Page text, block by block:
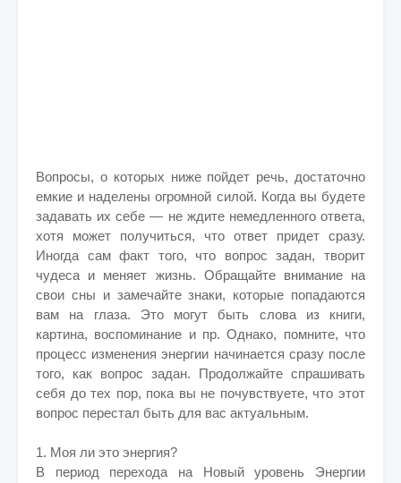
Вопросы, о которых ниже пойдет речь, достаточно
емкие и наделены огромной силой. Когда вы будете
задавать их себе — не ждите немедленного ответа,
хотя может получиться, что ответ придет сразу.
Иногда сам факт того, что вопрос задан, творит
чудеса и меняет жизнь. Обращайте внимание на
свои сны и замечайте знаки, которые попадаются
вам на глаза. Это могут быть слова из книги,
картина, воспоминание и пр. Однако, помните, что
процесс изменения энергии начинается сразу после
того, как вопрос задан. Продолжайте спрашивать
себя до тех пор, пока вы не почувствуете, что этот
вопрос перестал быть для вас актуальным.
1. Моя ли это энергия?
В период перехода на Новый уровень Энергии